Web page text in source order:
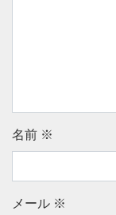
名前 ※
メール ※